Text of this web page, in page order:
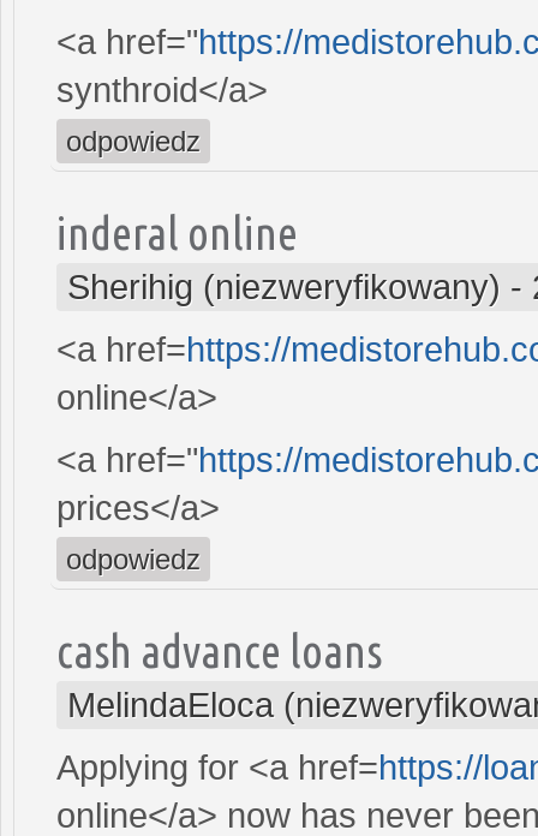
<a href="https://
synthroid</a>
odpowiedz
inderal online
Sherihig (niezweryfikowany) -
<a href=https://
online</a>
<a href="https://
prices</a>
odpowiedz
cash advance loans
MelindaEloca
Applying for <a href=https://
online</a> now has never